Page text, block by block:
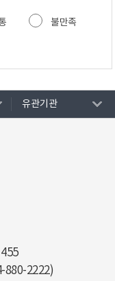
불만족
유관기관
880-2222)